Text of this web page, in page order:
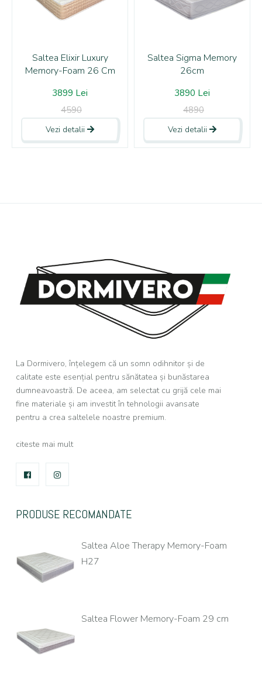
Saltea Elixir Luxury
Memory-Foam 26 Cm
3899 Lei
4590
Vezi detalii
Saltea Sigma Memory
26cm
3890 Lei
4890
Vezi detalii
La Dormivero, înțelegem că un somn odihnitor și de
calitate este esențial pentru sănătatea și bunăstarea
dumneavoastră. De aceea, am selectat cu grijă cele mai
fine materiale și am investit în tehnologii avansate
pentru a crea saltelele noastre premium.
citeste mai mult
FACEBOOK
PRODUSE RECOMANDATE
Saltea Aloe Therapy Memory-Foam
H27
Saltea Flower Memory-Foam 29 cm